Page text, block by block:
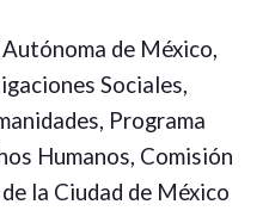
de México,
Sociales,
Programa
Humanos, Comisión
la Ciudad de México